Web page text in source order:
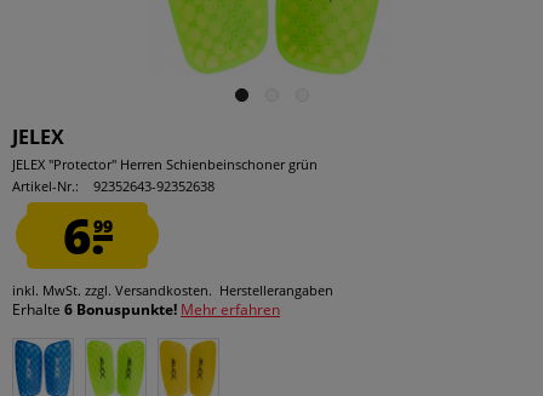
JELEX
JELEX "Protector" Herren Schienbeinschoner grün
Artikel-Nr.:
92352643-92352638
6.99
inkl. MwSt. zzgl. Versandkosten. Herstellerangaben
Erhalte 6 Bonuspunkte! Mehr erfahren